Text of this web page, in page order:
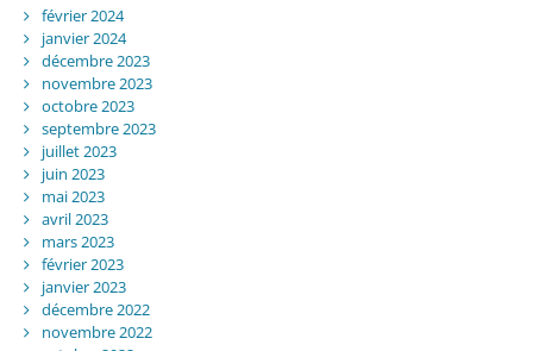
février 2024
janvier 2024
décembre 2023
novembre 2023
octobre 2023
septembre 2023
juillet 2023
juin 2023
mai 2023
avril 2023
mars 2023
février 2023
janvier 2023
décembre 2022
novembre 2022